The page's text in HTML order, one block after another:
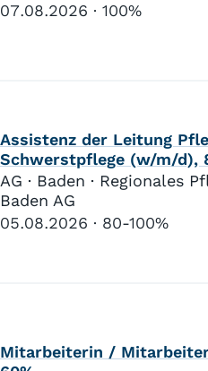
07.08.2026
100%
Assistenz der Leitung
Schwerstpflege (w/m/d),
AG · Baden · Regionales
Baden AG
05.08.2026
80-100%
Mitarbeiterin /